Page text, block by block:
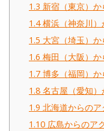
1.3 新宿（東京）
1.4 横浜（神奈川
1.5 大宮（埼玉）
1.6 梅田（大阪）か
1.7 博多（福岡）か
1.8 名古屋（愛知
1.9 北海道からのア
1.10 広島からのア